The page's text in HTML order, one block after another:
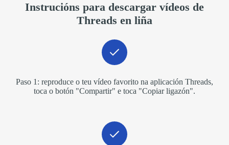
Instrucións para descargar vídeos de
Threads en liña
Paso 1: reproduce o teu vídeo favorito na aplicación Threads,
toca o botón "Compartir" e toca "Copiar ligazón".